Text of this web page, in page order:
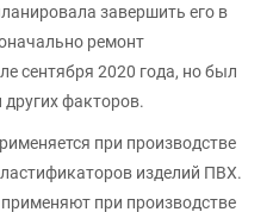
завершить его в
ремонт
сентября 2020 года, но был
факторов.
при производстве
изделий ПВХ.
при производстве